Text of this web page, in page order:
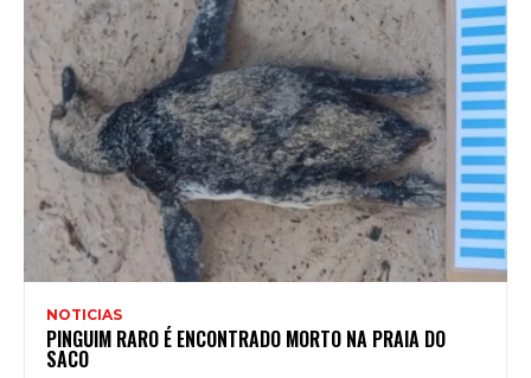
NOTICIAS
PINGUIM RARO É ENCONTRADO MORTO NA PRAIA DO
SACO